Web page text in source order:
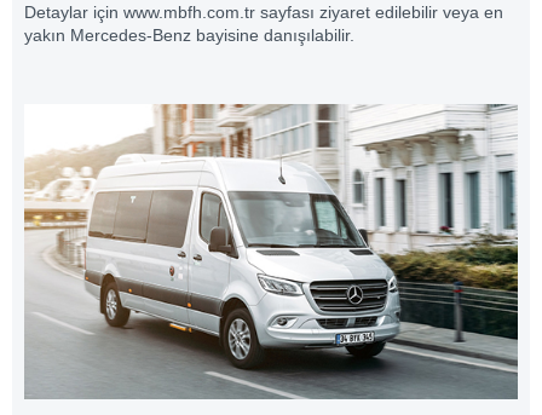
Detaylar için www.mbfh.com.tr sayfası ziyaret edilebilir veya en
yakın Mercedes-Benz bayisine danışılabilir.